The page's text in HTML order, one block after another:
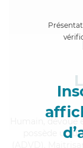
,
possède un